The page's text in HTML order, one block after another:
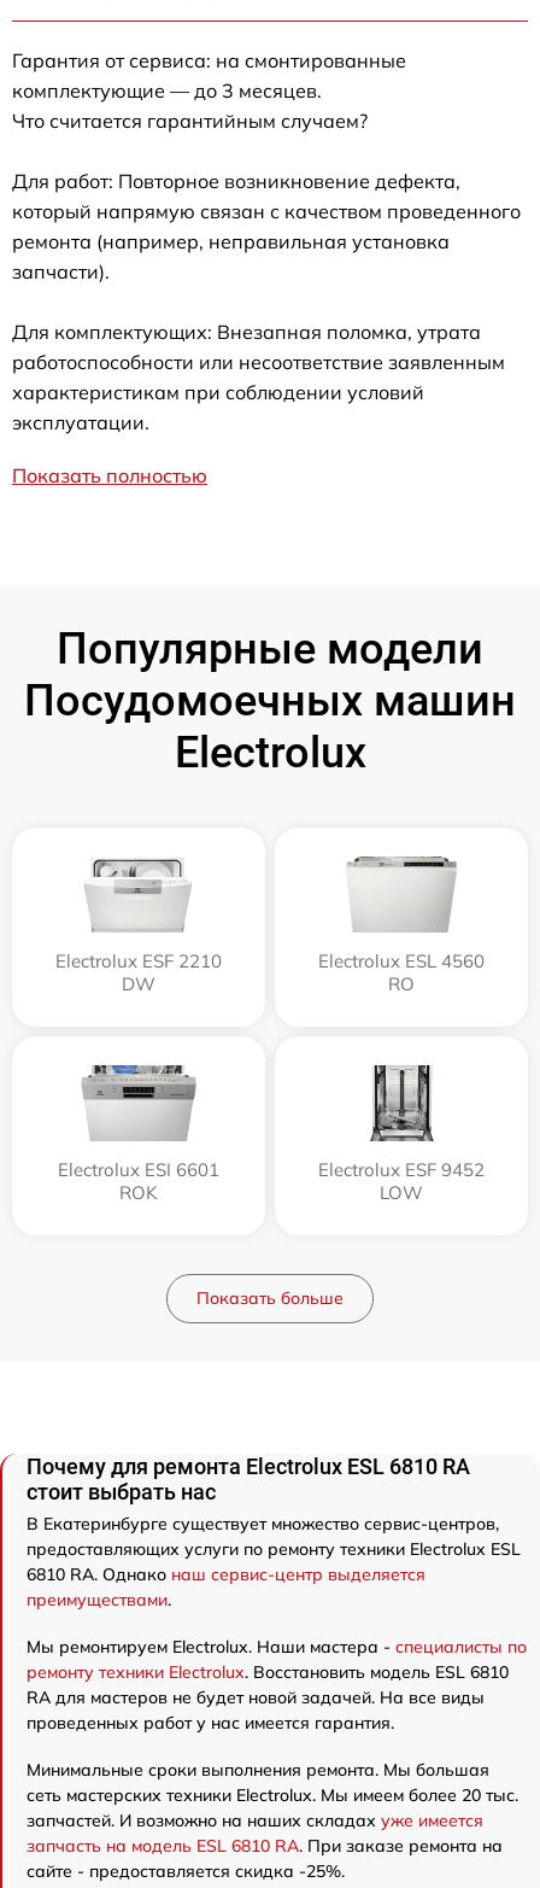
Гарантия от сервиса: на смонтированные
комплектующие — до 3 месяцев.
Что считается гарантийным случаем?
Для работ: Повторное возникновение дефекта,
который напрямую связан с качеством проведенного
ремонта (например, неправильная установка
запчасти).
Для комплектующих: Внезапная поломка, утрата
работоспособности или несоответствие заявленным
характеристикам при соблюдении условий
эксплуатации.
Показать полностью
Популярные модели
Посудомоечных машин
Electrolux
Electrolux ESF 2210
DW
Electrolux ESL 4560
RO
Electrolux ESI 6601
ROK
Electrolux ESF 9452
LOW
Показать больше
Почему для ремонта Electrolux ESL 6810 RA
стоит выбрать нас
В Екатеринбурге существует множество сервис-центров,
предоставляющих услуги по ремонту техники Electrolux ESL
6810 RA. Однако наш сервис-центр выделяется
преимуществами.
Мы ремонтируем Electrolux. Наши мастера - специалисты по
ремонту техники Electrolux. Восстановить модель ESL 6810
RA для мастеров не будет новой задачей. На все виды
проведенных работ у нас имеется гарантия.
Минимальные сроки выполнения ремонта. Мы большая
сеть мастерских техники Electrolux. Мы имеем более 20 тыс.
запчастей. И возможно на наших складах уже имеется
запчасть на модель ESL 6810 RA. При заказе ремонта на
сайте - предоставляется скидка -25%.